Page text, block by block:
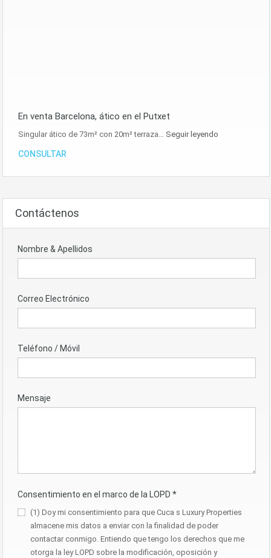
En venta Barcelona, ático en el Putxet
Singular ático de 73m² con 20m² terraza… Seguir leyendo
CONSULTAR
Contáctenos
Nombre & Apellidos
Correo Electrónico
Teléfono / Móvil
Mensaje
Consentimiento en el marco de la LOPD *
(1) Doy mi consentimiento para que Cuca s Luxury Properties
almacene mis datos a enviar con la finalidad de poder
contactar conmigo. Entiendo que tengo los derechos que me
otorga la ley LOPD sobre la modificación, oposición y